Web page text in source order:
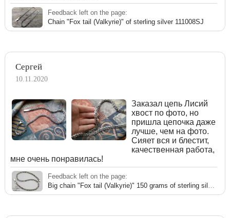
Feedback left on the page:
Chain "Fox tail (Valkyrie)" of sterling silver 111008SJ
Сергей
10.11.2020
Заказал цепь Лисий
хвост по фото, но
пришла цепочка даже
лучше, чем на фото.
Сияет вся и блестит,
качественная работа,
мне очень понравилась!
Feedback left on the page: